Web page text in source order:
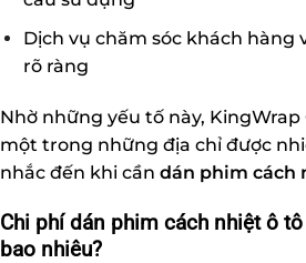
Dịch vụ chăm sóc khách hàng
rõ ràng
Nhờ những yếu tố này,
một trong những địa chỉ được
nhắc đến khi cần dán phim cách
Chi phí dán phim cách nhiệt ô
bao nhiêu?